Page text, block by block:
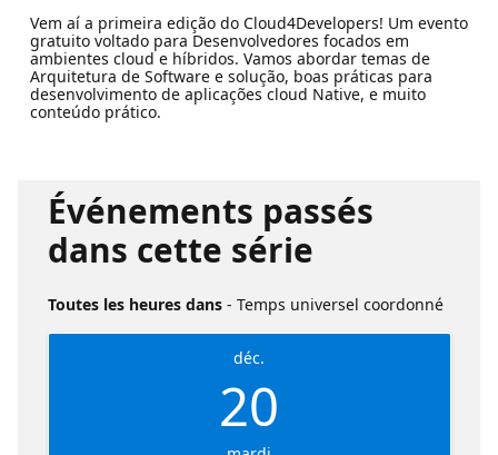
Vem aí a primeira edição do Cloud4Developers! Um evento
gratuito voltado para Desenvolvedores focados em
ambientes cloud e híbridos. Vamos abordar temas de
Arquitetura de Software e solução, boas práticas para
desenvolvimento de aplicações cloud Native, e muito
conteúdo prático.
Événements passés
dans cette série
Toutes les heures dans - Temps universel coordonné
déc.
20